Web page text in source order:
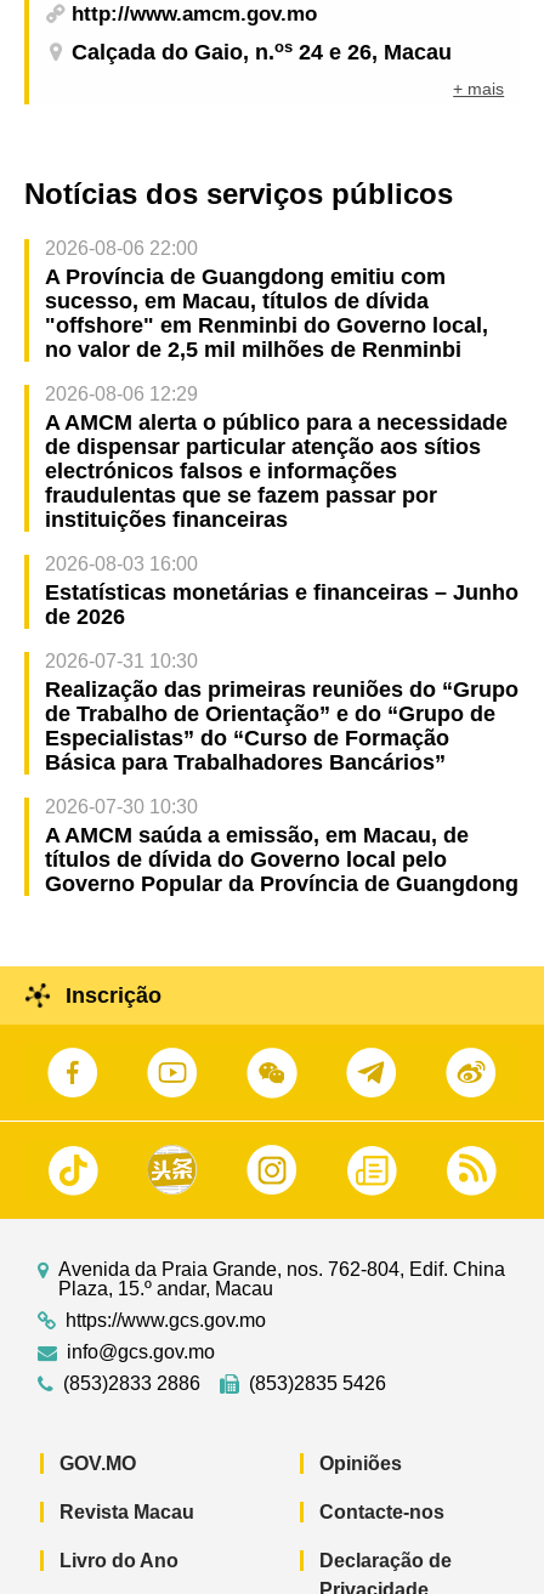
http://www.amcm.gov.mo
Calçada do Gaio, n.os 24 e 26, Macau
+ mais
Notícias dos serviços públicos
2026-08-06 22:00
A Província de Guangdong emitiu com
sucesso, em Macau, títulos de dívida
"offshore" em Renminbi do Governo local,
no valor de 2,5 mil milhões de Renminbi
2026-08-06 12:29
A AMCM alerta o público para a necessidade
de dispensar particular atenção aos sítios
electrónicos falsos e informações
fraudulentas que se fazem passar por
instituições financeiras
2026-08-03 16:00
Estatísticas monetárias e financeiras – Junho
de 2026
2026-07-31 10:30
Realização das primeiras reuniões do “Grupo
de Trabalho de Orientação” e do “Grupo de
Especialistas” do “Curso de Formação
Básica para Trabalhadores Bancários”
2026-07-30 10:30
A AMCM saúda a emissão, em Macau, de
títulos de dívida do Governo local pelo
Governo Popular da Província de Guangdong
Inscrição
Avenida da Praia Grande, nos. 762-804, Edif. China
Plaza, 15.º andar, Macau
https://www.gcs.gov.mo
info@gcs.gov.mo
(853)2833 2886
(853)2835 5426
GOV.MO
Revista Macau
Livro do Ano
Opiniões
Contacte-nos
Declaração de